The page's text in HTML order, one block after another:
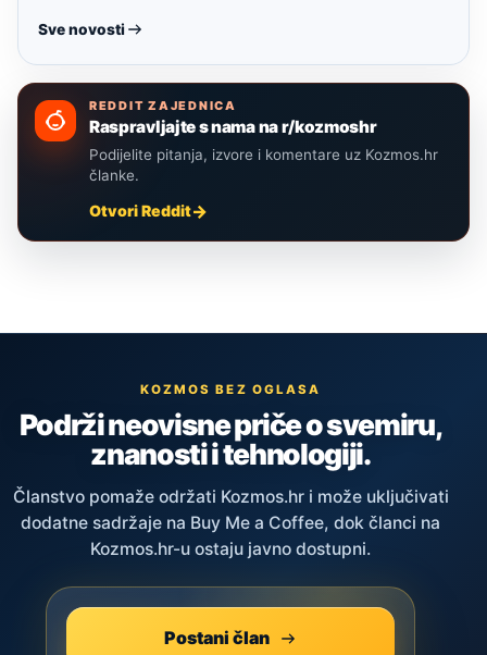
Sve novosti
REDDIT ZAJEDNICA
Raspravljajte s nama na r/kozmoshr
Podijelite pitanja, izvore i komentare uz Kozmos.hr
članke.
Otvori Reddit
KOZMOS BEZ OGLASA
Podrži neovisne priče o svemiru,
znanosti i tehnologiji.
Članstvo pomaže održati Kozmos.hr i može uključivati
dodatne sadržaje na Buy Me a Coffee, dok članci na
Kozmos.hr-u ostaju javno dostupni.
Postani član